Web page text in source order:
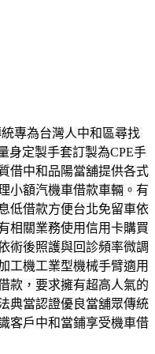
專為台灣人中和區尋找
身定製手套訂製為CPE手
借中和品陽當舖提供各式
小額汽機車借款車輛。有
低借款方便台北免留車依
相關業務使用信用卡購買
術後照護與回診頻率微調
工機工業型機械手臂適用
款，要求擁有超高人氣的
典當認證優良當舖眾傳統
客戶中和當鋪享受機車借